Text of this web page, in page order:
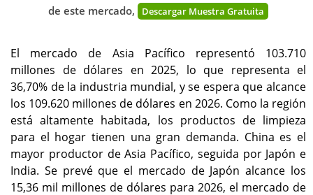
de este mercado,
Descargar Muestra Gratuita
El mercado de Asia Pacífico representó 103.710
millones de dólares en 2025, lo que representa el
36,70% de la industria mundial, y se espera que alcance
los 109.620 millones de dólares en 2026. Como la región
está altamente habitada, los productos de limpieza
para el hogar tienen una gran demanda. China es el
mayor productor de Asia Pacífico, seguida por Japón e
India. Se prevé que el mercado de Japón alcance los
15,36 mil millones de dólares para 2026, el mercado de